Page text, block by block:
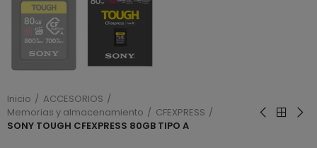
Inicio
ACCESORIOS
Memorias y almacenamiento
CFEXPRESS
SONY TOUGH CFEXPRESS 80GB TIPO A